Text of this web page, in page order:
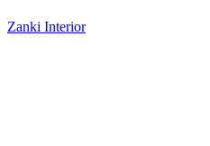
Zanki Interior